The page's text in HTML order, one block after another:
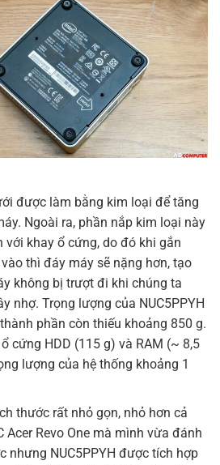
được làm bằng kim loại để tăng
Ngoài ra, phần nắp kim loại này
với khay ổ cứng, do đó khi gắn
thì đáy máy sẽ nặng hơn, tạo
không bị trượt đi khi chúng ta
nhợ. Trọng lượng của NUC5PPYH
phần còn thiếu khoảng 850 g.
cứng HDD (115 g) và RAM (~ 8,5
lượng của hệ thống khoảng 1
thước rất nhỏ gọn, nhỏ hơn cả
Acer Revo One mà mình vừa đánh
nhưng NUC5PPYH được tích hợp